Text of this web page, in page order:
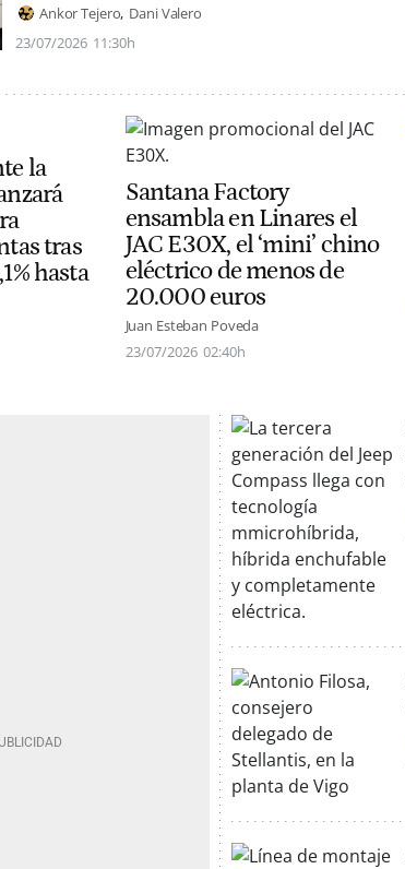
Ankor Tejero Dani Valero
23/07/2026 11:30h
la
tras
hasta
Santana Factory
ensambla en Linares el
JAC E30X, el ‘mini’ chino
eléctrico de menos de
20.000 euros
Juan Esteban Poveda
23/07/2026 02:40h